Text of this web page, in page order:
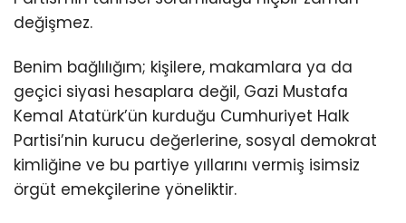
değişmez.
Benim bağlılığım; kişilere, makamlara ya da
geçici siyasi hesaplara değil, Gazi Mustafa
Kemal Atatürk’ün kurduğu Cumhuriyet Halk
Partisi’nin kurucu değerlerine, sosyal demokrat
kimliğine ve bu partiye yıllarını vermiş isimsiz
örgüt emekçilerine yöneliktir.